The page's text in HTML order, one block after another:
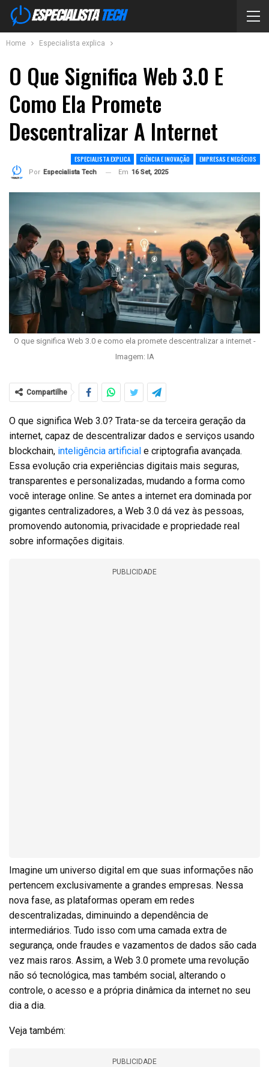
Home Especialista explica
O Que Significa Web 3.0 E
Como Ela Promete
Descentralizar A Internet
ESPECIALISTA EXPLICA CIÊNCIA E INOVAÇÃO EMPRESAS E NEGÓCIOS
Por Especialista Tech Em 16 Set, 2025
O que significa Web 3.0 e como ela promete descentralizar a internet -
Imagem: IA
Compartilhe
O que significa Web 3.0? Trata-se da terceira geração da
internet, capaz de descentralizar dados e serviços usando
blockchain, inteligência artificial e criptografia avançada.
Essa evolução cria experiências digitais mais seguras,
transparentes e personalizadas, mudando a forma como
você interage online. Se antes a internet era dominada por
gigantes centralizadores, a Web 3.0 dá vez às pessoas,
promovendo autonomia, privacidade e propriedade real
sobre informações digitais.
PUBLICIDADE
Imagine um universo digital em que suas informações não
pertencem exclusivamente a grandes empresas. Nessa
nova fase, as plataformas operam em redes
descentralizadas, diminuindo a dependência de
intermediários. Tudo isso com uma camada extra de
segurança, onde fraudes e vazamentos de dados são cada
vez mais raros. Assim, a Web 3.0 promete uma revolução
não só tecnológica, mas também social, alterando o
controle, o acesso e a própria dinâmica da internet no seu
dia a dia.
Veja também:
PUBLICIDADE